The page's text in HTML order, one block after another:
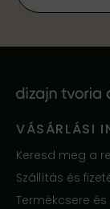
VÁSÁRLÁSI
Keresd meg a
Szállítás és
Termékcsere